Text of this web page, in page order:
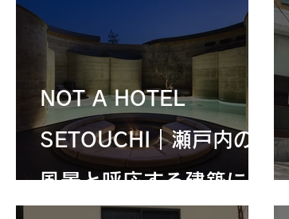
NOT A HOTEL
SETOUCHI｜瀬戸内の
風景と呼応する建築に、